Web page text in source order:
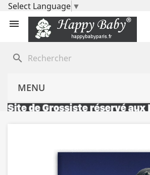
Select Language ▼

search
MENU